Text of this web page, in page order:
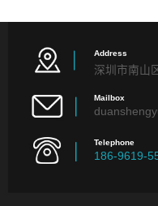
Address
深圳市南山
Mailbox
Telephone
186-9619-